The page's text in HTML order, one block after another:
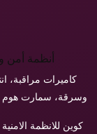
أنظمة أمن
كاميرات مراقبة،
وسرقة، سمارت هوم
كوين للانظمة